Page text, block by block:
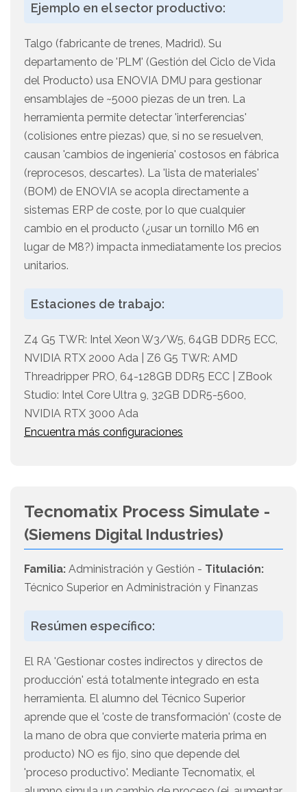
Ejemplo en el sector productivo:
Talgo (fabricante de trenes, Madrid). Su
departamento de 'PLM' (Gestión del Ciclo de Vida
del Producto) usa ENOVIA DMU para gestionar
ensamblajes de ~5000 piezas de un tren. La
herramienta permite detectar 'interferencias'
(colisiones entre piezas) que, si no se resuelven,
causan 'cambios de ingeniería' costosos en fábrica
(reprocesos, descartes). La 'lista de materiales'
(BOM) de ENOVIA se acopla directamente a
sistemas ERP de coste, por lo que cualquier
cambio en el producto (¿usar un tornillo M6 en
lugar de M8?) impacta inmediatamente los precios
unitarios.
Estaciones de trabajo:
Z4 G5 TWR: Intel Xeon W3/W5, 64GB DDR5 ECC,
NVIDIA RTX 2000 Ada | Z6 G5 TWR: AMD
Threadripper PRO, 64-128GB DDR5 ECC | ZBook
Studio: Intel Core Ultra 9, 32GB DDR5-5600,
NVIDIA RTX 3000 Ada
Encuentra más configuraciones
Tecnomatix Process Simulate -
(Siemens Digital Industries)
Familia: Administración y Gestión - Titulación:
Técnico Superior en Administración y Finanzas
Resúmen específico:
El RA 'Gestionar costes indirectos y directos de
producción' está totalmente integrado en esta
herramienta. El alumno del Técnico Superior
aprende que el 'coste de transformación' (coste de
la mano de obra que convierte materia prima en
producto) NO es fijo, sino que depende del
'proceso productivo'. Mediante Tecnomatix, el